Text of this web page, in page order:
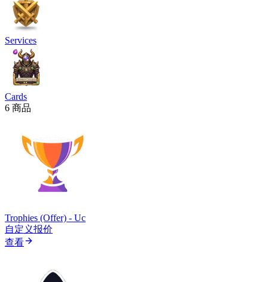
Services
Cards
6 商品
Trophies (Offer) - Uc
自定义报价
查看